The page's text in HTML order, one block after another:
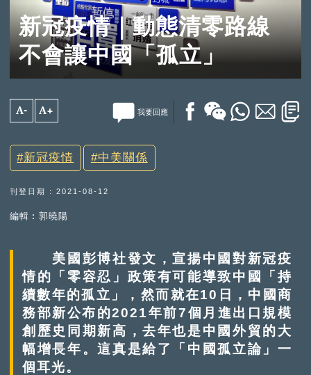
新冠疫情｜動態清零路線
不會讓中國「孤立」
A- A+ 我要回應
新冠疫情 中美關係
刊登日期 : 2021-08-12
編輯︰郭曉陽
美國彭博社發文，宣揚中國對新冠疫
情的「零容忍」政策有可能導致中國「持
續數年的孤立」，然而就在10日，中國商
務部新公布的2021年前7個月進出口規模
創歷史同期新高，去年也是中國外貿的大
幅增長年。這真是給了「中國孤立論」一
個耳光。